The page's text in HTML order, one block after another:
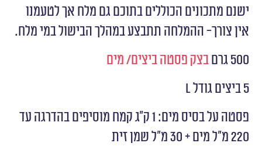
ישנם מתכונים הכוללים בתוכם גם מלח אך לטעמנו
אין צורך- ההמלחה תתבצע במהלך הבישול במי מלח.
500 גרם
בצק פסטה ביצים/ מים
5 ביצים גודל L
פסטה על בסיס מים: 1 ק״ג קמח מוסיפים בהדרגה עד
220 מ״ל מים + 30 מ״ל שמן זית